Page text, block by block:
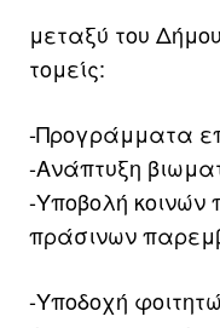
μεταξύ του
τομείς:
-Προγράμματα
-Ανάπτυξη
-Υποβολή
πράσινων
-Υποδοχή